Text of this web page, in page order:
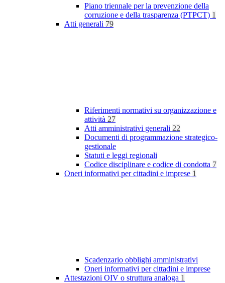
Piano triennale per la prevenzione della
corruzione e della trasparenza (PTPCT) 1
Atti generali 79
Riferimenti normativi su organizzazione e
attività 27
Atti amministrativi generali 22
Documenti di programmazione strategico-
gestionale
Statuti e leggi regionali
Codice disciplinare e codice di condotta 7
Oneri informativi per cittadini e imprese 1
Scadenzario obblighi amministrativi
Oneri informativi per cittadini e imprese
Attestazioni OIV o struttura analoga 1